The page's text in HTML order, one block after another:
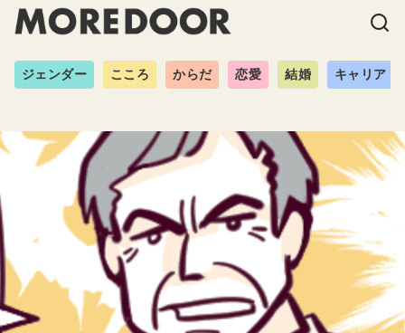
ジェンダー こころ からだ 恋愛 結婚 キャリア